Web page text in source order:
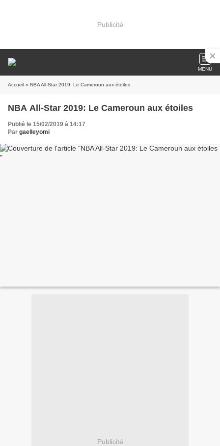
Publicité
MENU
Accueil » NBA All-Star 2019: Le Cameroun aux étoiles
NBA All-Star 2019: Le Cameroun aux étoiles
Publié le 15/02/2019 à 14:17
Par gaelleyomi
Publicité